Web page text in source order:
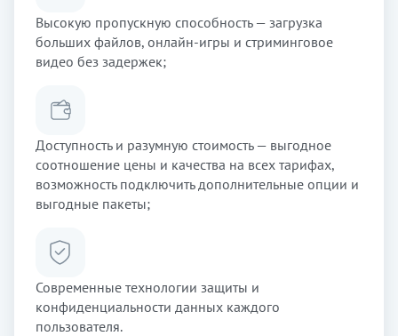
Высокую пропускную способность — загрузка
больших файлов, онлайн-игры и стриминговое
видео без задержек;
Доступность и разумную стоимость — выгодное
соотношение цены и качества на всех тарифах,
возможность подключить дополнительные опции и
выгодные пакеты;
Современные технологии защиты и
конфиденциальности данных каждого
пользователя.